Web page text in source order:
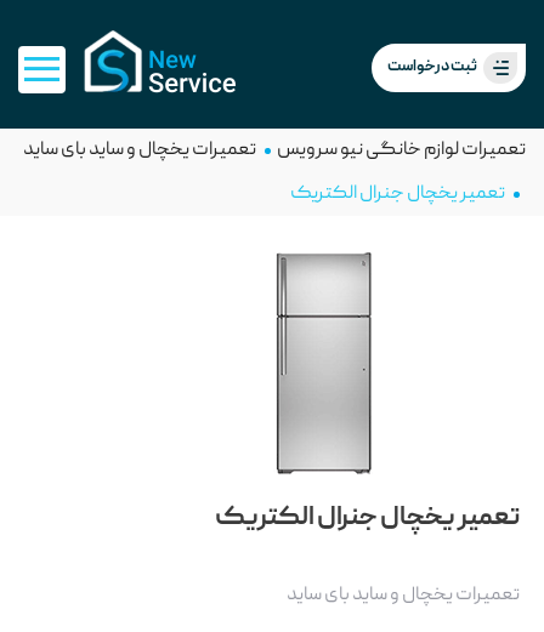
ثبت درخواست
تعمیرات لوازم خانگی نیو سرویس
تعمیرات یخچال و ساید بای ساید
تعمیر یخچال جنرال الکتریک
تعمیر یخچال جنرال الکتریک
تعمیرات یخچال و ساید بای ساید